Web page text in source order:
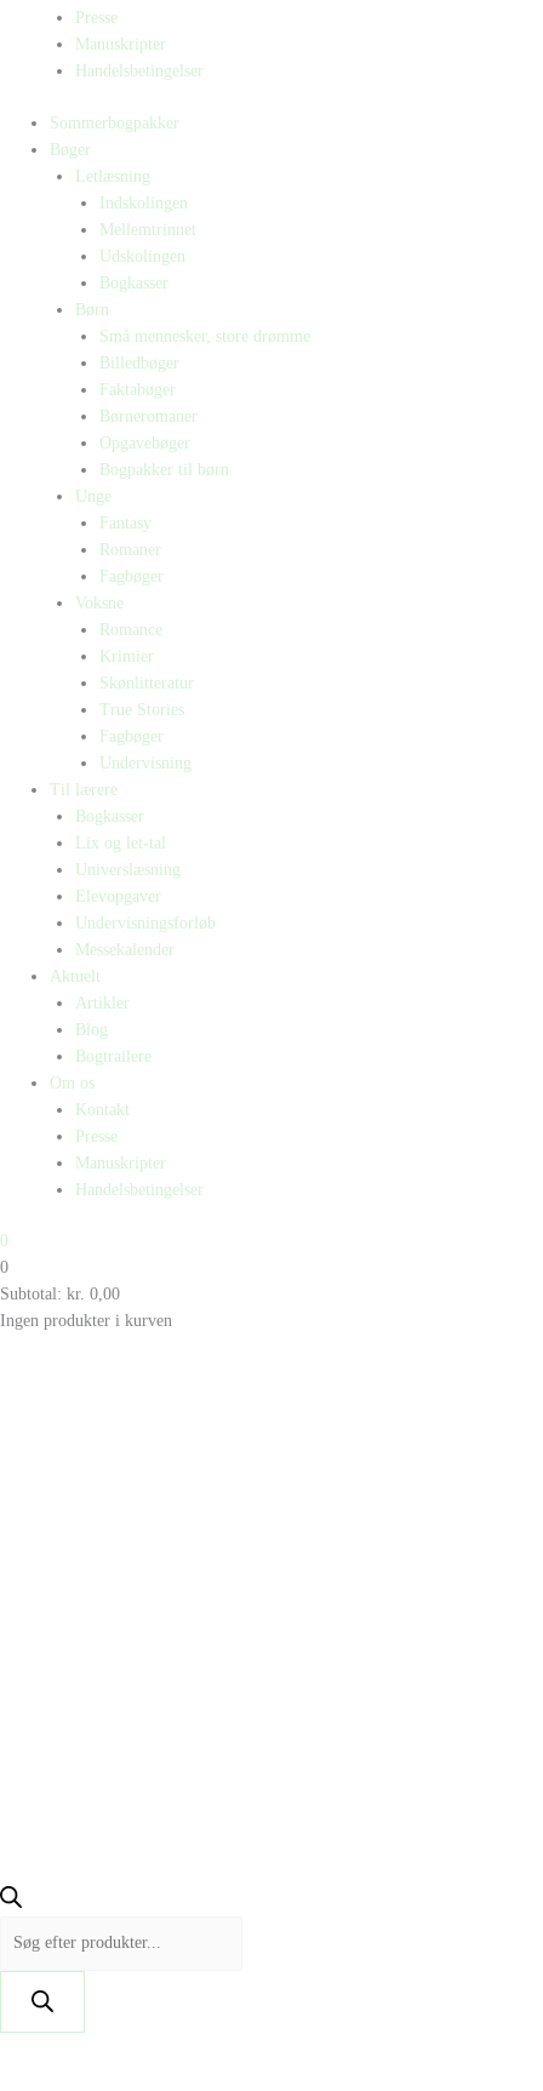
Presse
Manuskripter
Handelsbetingelser
Sommerbogpakker
Bøger
Letlæsning
Indskolingen
Mellemtrinnet
Udskolingen
Bogkasser
Børn
Små mennesker, store drømme
Billedbøger
Faktabøger
Børneromaner
Opgavebøger
Bogpakker til børn
Unge
Fantasy
Romaner
Fagbøger
Voksne
Romance
Krimier
Skønlitteratur
True Stories
Fagbøger
Undervisning
Til lærere
Bogkasser
Lix og let-tal
Universlæsning
Elevopgaver
Undervisningsforløb
Messekalender
Aktuelt
Artikler
Blog
Bogtrailere
Om os
Kontakt
Presse
Manuskripter
Handelsbetingelser
0
0
Subtotal: kr. 0,00
Ingen produkter i kurven